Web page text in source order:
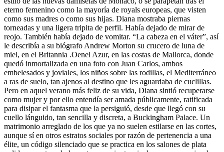
eterno femenino como la mayoría de royals europeas, que visten
como sus madres o como sus hijas. Diana mostraba piernas
torneadas y una ligera tripita de perfil. Había dejado de mirar de
reojo. También había dejado de vomitar. “La cabeza en el váter”, así
le describía a su biógrafo Andrew Morton su crucero de luna de
miel, en el Britannia .Oenel Azur, en las costas de Mallorca, donde
quedó inmortalizada en una foto con Juan Carlos, ambos
embelesados y joviales, los niños sobre las rodillas, el Mediterráneo
a ras de suelo, tan ajenos al destino que les aguardaba de cuclillas.
Pero en aquel verano más feliz de su vida, Diana sintió recuperarse
como mujer y por ello entendía ser amada públicamente, ratificada
para disipar el fantasma que la persiguió, desde que llegó con su
cuello lánguido, tan sencilla y discreta, a Buckingham Palace. Un
matrimonio arreglado de los que ya no suelen estilarse en las cortes,
aunque sí en otros estratos sociales por razón de pertenencia a una
élite, un código silenciado que se practica en los salones de plata